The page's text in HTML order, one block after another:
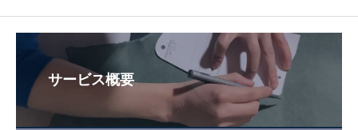
サービス概要